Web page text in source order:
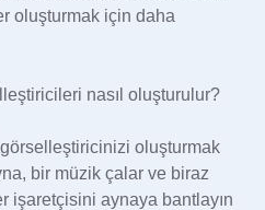
oluşturmak için daha
nasıl oluşturulur?
oluşturmak
bir müzik çalar ve biraz
işaretçisini aynaya bantlayın